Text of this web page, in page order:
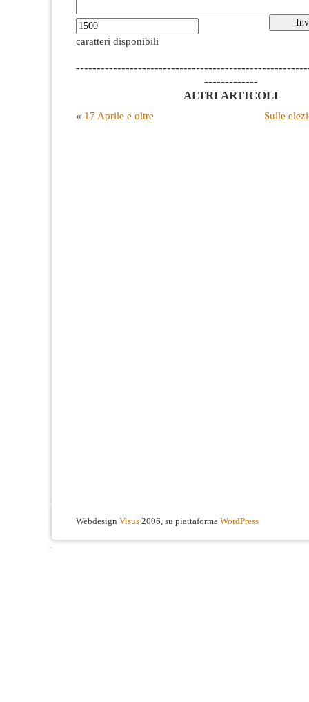
caratteri disponibili
-------------
ALTRI ARTICOLI
« 17 Aprile e oltre Sulle
Webdesign Visus 2006, su piattaforma WordPress